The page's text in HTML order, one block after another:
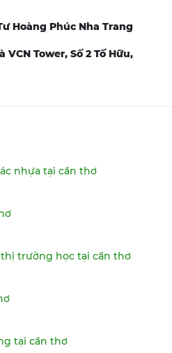
Hoàng Phúc Nha Trang
VCN Tower, Số 2 Tố Hữu,
nhựa tại cần thơ
trường học tại cần thơ
tại cần thơ